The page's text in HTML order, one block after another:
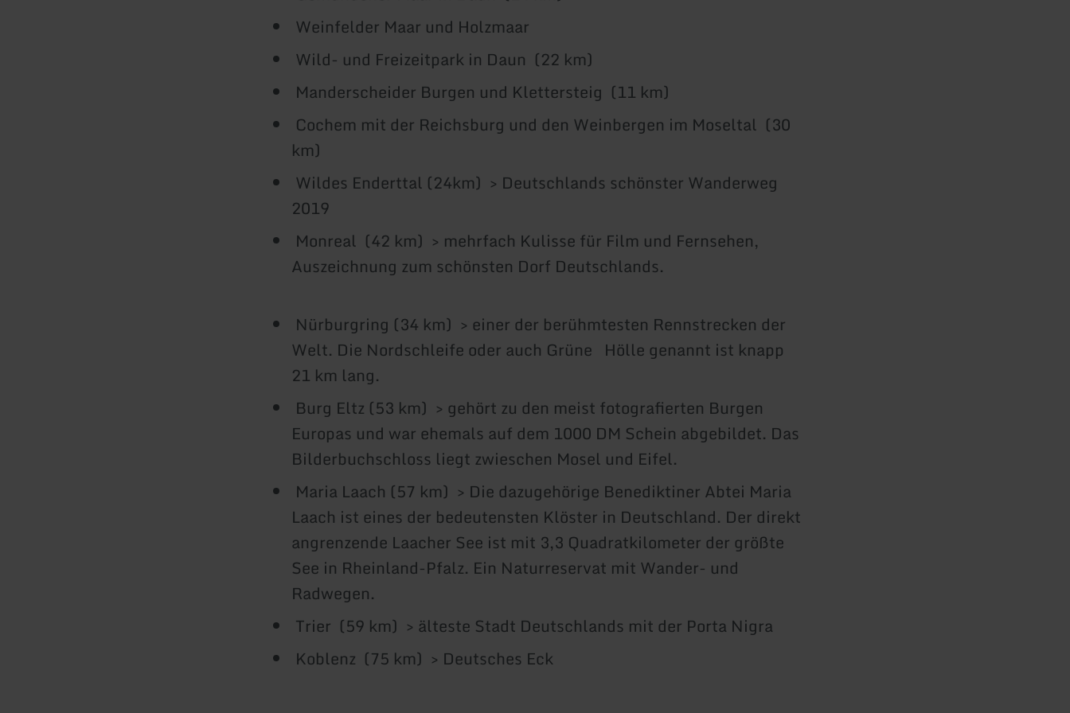
Weinfelder Maar und Holzmaar
Wild- und Freizeitpark in Daun (22 km)
Manderscheider Burgen und Klettersteig (11 km)
Cochem mit der Reichsburg und den Weinbergen im Moseltal (30
km)
Wildes Enderttal (24km) > Deutschlands schönster Wanderweg
2019
Monreal (42 km) > mehrfach Kulisse für Film und Fernsehen,
Auszeichnung zum schönsten Dorf Deutschlands.
Nürburgring (34 km) > einer der berühmtesten Rennstrecken der
Welt. Die Nordschleife oder auch Grüne Hölle genannt ist knapp
21 km lang.
Burg Eltz (53 km) > gehört zu den meist fotografierten Burgen
Europas und war ehemals auf dem 1000 DM Schein abgebildet. Das
Bilderbuchschloss liegt zwieschen Mosel und Eifel.
Maria Laach (57 km) > Die dazugehörige Benediktiner Abtei Maria
Laach ist eines der bedeutensten Klöster in Deutschland. Der direkt
angrenzende Laacher See ist mit 3,3 Quadratkilometer der größte
See in Rheinland-Pfalz. Ein Naturreservat mit Wander- und
Radwegen.
Trier (59 km) > älteste Stadt Deutschlands mit der Porta Nigra
Koblenz (75 km) > Deutsches Eck